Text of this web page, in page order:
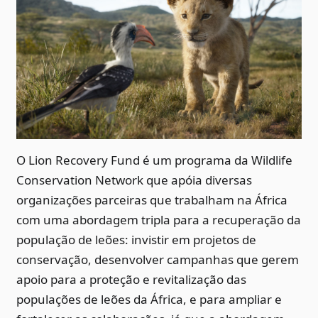
O Lion Recovery Fund é um programa da Wildlife
Conservation Network que apóia diversas
organizações parceiras que trabalham na África
com uma abordagem tripla para a recuperação da
população de leões: invistir em projetos de
conservação, desenvolver campanhas que gerem
apoio para a proteção e revitalização das
populações de leões da África, e para ampliar e